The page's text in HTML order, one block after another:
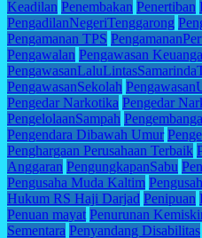
Keadilan Penembakan Penertiban
PengadilanNegeriTenggarong
Pengamanan TPS
Pengawalan Pengawasan
PengawasanSekolah
Pengedar Narkotika Pengedar
PengelolaanSampah
Pengendara Dibawah Umur
Penghargaan Perusahaan Terbaik
Anggaran PengungkapanSabu
Pengusaha Muda Kaltim
Hukum RS Haji Darjad Penipuan
Penuan mayat Penurunan
Sementara Penyandang Disabilitas